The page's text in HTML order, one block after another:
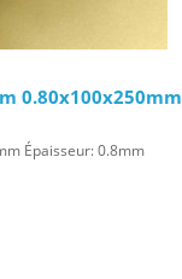
0.80x100x250mm
Épaisseur: 0.8mm